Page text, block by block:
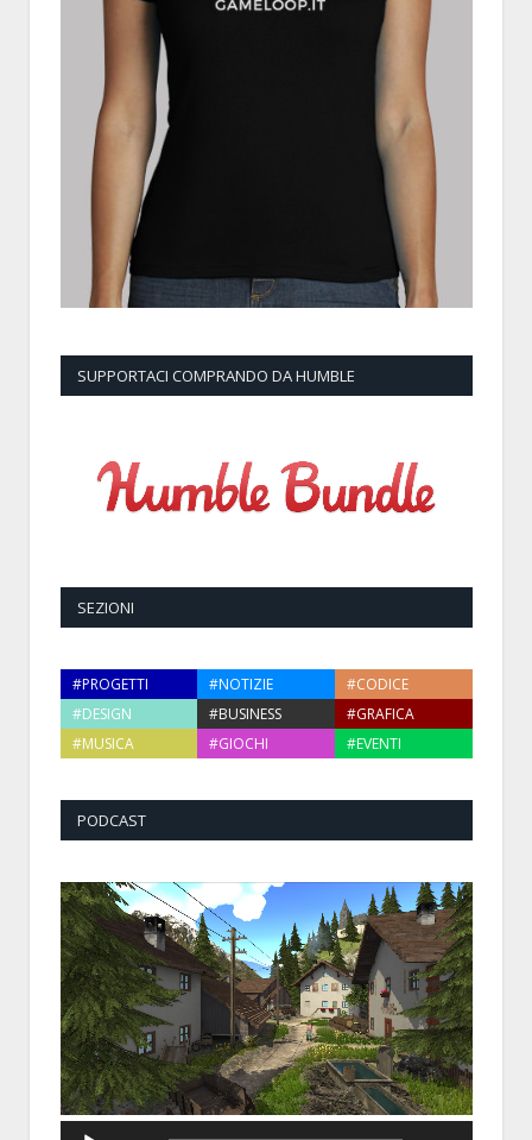
SUPPORTACI COMPRANDO DA HUMBLE
SEZIONI
#PROGETTI #NOTIZIE
#CODICE
#DESIGN
#BUSINESS
#GRAFICA
#MUSICA
#GIOCHI #EVENTI
PODCAST